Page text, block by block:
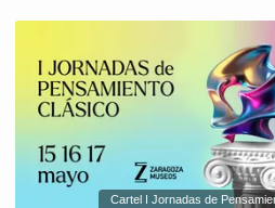
Cartel I Jornadas de